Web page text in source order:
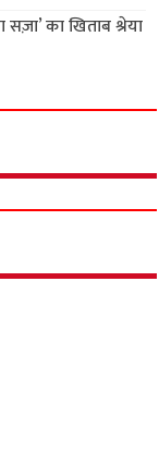
का खिताब श्रेया